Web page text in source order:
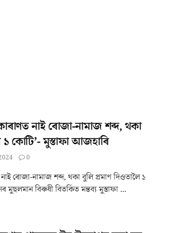
নাই ৰোজা-নামাজ শব্দ, থকা
১ কোটি’- মুস্তাফা আজহাৰি
0
ৰোজা-নামাজ শব্দ, থকা বুলি প্ৰমাণ দিওতালৈ ১
বিৰুধী বিতৰ্কিত মন্তব্য মুস্তাফা ...